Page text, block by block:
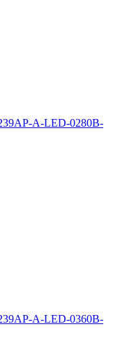
A-LED-0280B-
A-LED-0360B-